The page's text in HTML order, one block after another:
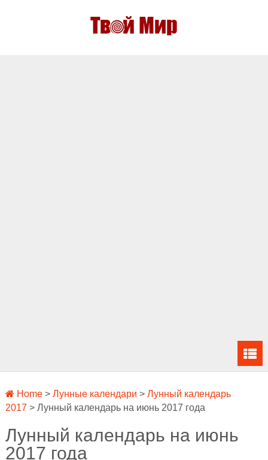
Home> Лунные календари > Лунный календарь
2017 > Лунный календарь на июнь 2017 года
Лунный календарь на июнь
2017 года